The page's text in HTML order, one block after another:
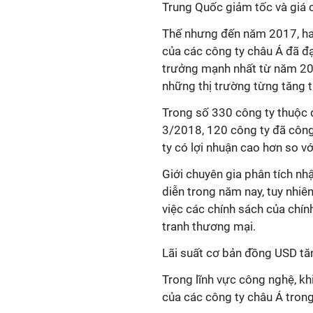
Trung Quốc giảm tốc và giá
Thế nhưng đến năm 2017,
của các công ty châu Á đã
trưởng mạnh nhất từ năm
những thị trường từng tăng
Trong số 330 công ty thuộc
3/2018, 120 công ty đã
ty có lợi nhuận cao hơn so
Giới chuyên gia phân tích
diễn trong năm nay, tuy
việc các chính sách của
tranh thương mại.
Lãi suất cơ bản đồng USD
Trong lĩnh vực công nghệ,
của các công ty châu Á